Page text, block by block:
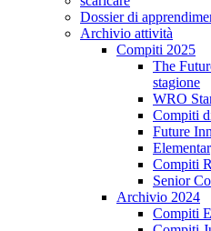
Dossier di
Archivio attività
Compiti 2025
The
stagione
WRO
Compiti
Future
Compiti
Senior
Archivio 2024
Compiti